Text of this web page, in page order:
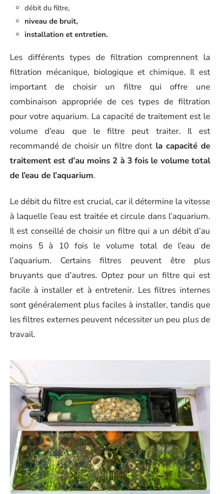
débit du filtre,
niveau de bruit,
installation et entretien.
Les différents types de filtration comprennent la
filtration mécanique, biologique et chimique. Il est
important de choisir un filtre qui offre une
combinaison appropriée de ces types de filtration
pour votre aquarium. La capacité de traitement est le
volume d’eau que le filtre peut traiter. Il est
recommandé de choisir un filtre dont la capacité de
traitement est d’au moins 2 à 3 fois le volume total
de l’eau de l’aquarium.
Le débit du filtre est crucial, car il détermine la vitesse
à laquelle l’eau est traitée et circule dans l’aquarium.
Il est conseillé de choisir un filtre qui a un débit d’au
moins 5 à 10 fois le volume total de l’eau de
l’aquarium. Certains filtres peuvent être plus
bruyants que d’autres. Optez pour un filtre qui est
facile à installer et à entretenir. Les filtres internes
sont généralement plus faciles à installer, tandis que
les filtres externes peuvent nécessiter un peu plus de
travail.